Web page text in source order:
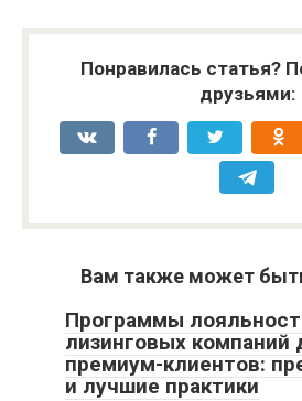
Понравилась статья?
друзьями:
Вам также может
Программы
лизинговых компаний
премиум-клиентов:
и лучшие практики